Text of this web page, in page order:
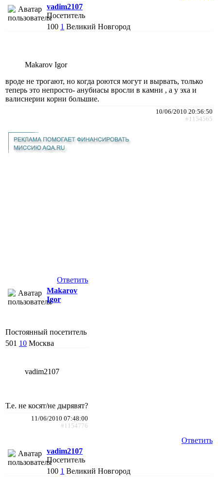
vadim2107
Посетитель
100 1 Великий Новгород
Makarov Igor
вроде не трогают, но когда роются могут и вырвать, только
теперь это непросто- анубиасы вросли в камни , а у эха и
валиснерии корни большие.
10/06/2010 20:56:50
#1154565
Ответить
Makarov
Igor
Постоянный посетитель
501 10 Москва
vadim2107
Т.е. не косят/не дырявят?
11/06/2010 07:48:00
#1154776
Ответить
vadim2107
Посетитель
100 1 Великий Новгород